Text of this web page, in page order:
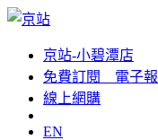
京站-小碧潭店
免費訂閱__電子報
線上網購
EN